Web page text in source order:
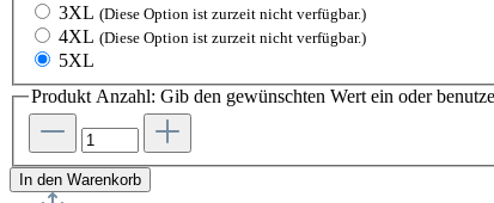
3XL (Diese Option ist zurzeit nicht verfügbar.)
4XL (Diese Option ist zurzeit nicht verfügbar.)
5XL
Produkt Anzahl: Gib den gewünschten Wert ein oder
In den Warenkorb